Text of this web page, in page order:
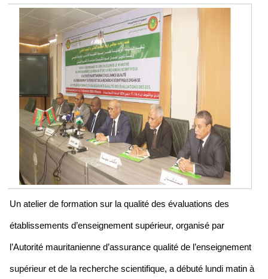
Un atelier de formation sur la qualité des évaluations des
établissements d’enseignement supérieur, organisé par
l’Autorité mauritanienne d’assurance qualité de l’enseignement
supérieur et de la recherche scientifique, a débuté lundi matin à